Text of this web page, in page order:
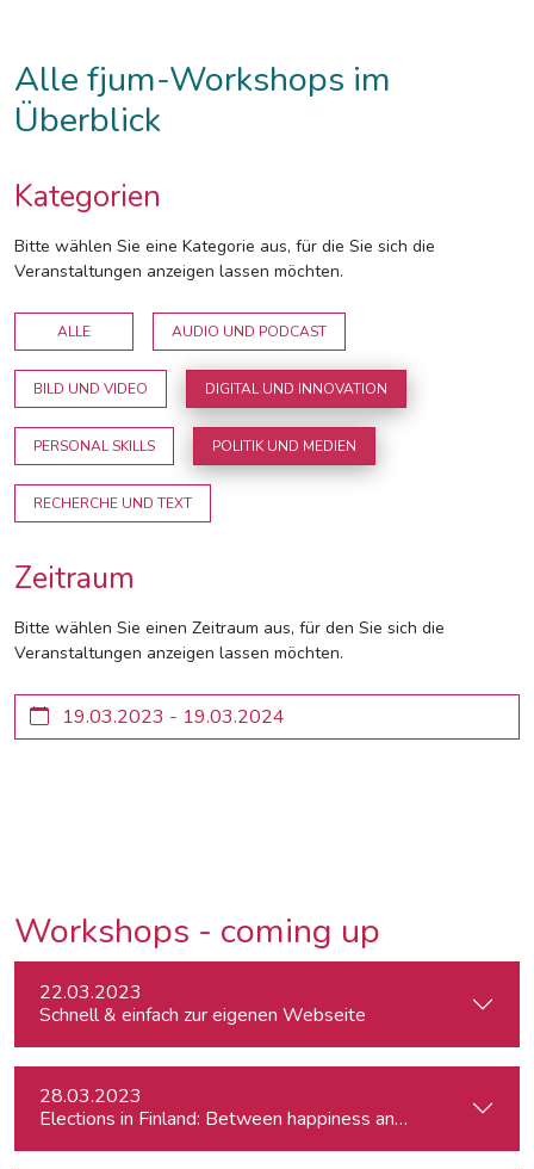
Alle fjum-Workshops im
Überblick
Kategorien
Bitte wählen Sie eine Kategorie aus, für die Sie sich die
Veranstaltungen anzeigen lassen möchten.
ALLE AUDIO UND PODCAST
BILD UND VIDEO DIGITAL UND INNOVATION
PERSONAL SKILLS POLITIK UND MEDIEN
RECHERCHE UND TEXT
Zeitraum
Bitte wählen Sie einen Zeitraum aus, für den Sie sich die
Veranstaltungen anzeigen lassen möchten.
Workshops - coming up
22.03.2023
Schnell & einfach zur eigenen Webseite
28.03.2023
Elections in Finland: Between happiness and the Russo-